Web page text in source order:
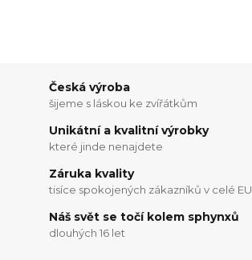
Česká výroba
šijeme s láskou ke zvířátkům
Unikátní a kvalitní výrobky
které jinde nenajdete
Záruka kvality
tisíce spokojených zákazníků v celé EU
Náš svět se točí kolem sphynxů
dlouhých 16 let